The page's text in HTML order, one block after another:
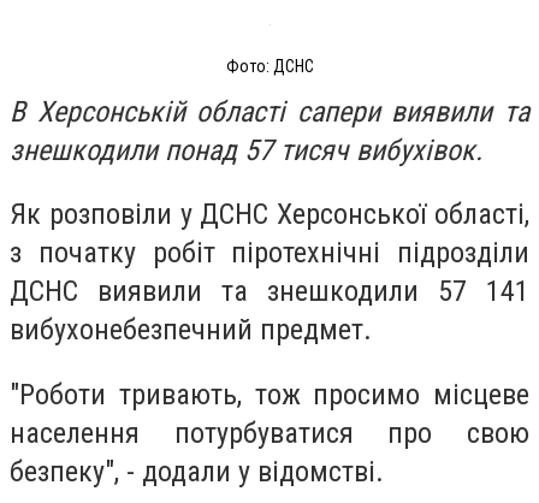
Фото: ДСНС
В Херсонській області сапери виявили та
знешкодили понад 57 тисяч вибухівок.
Як розповіли у ДСНС Херсонської області,
з початку робіт піротехнічні підрозділи
ДСНС виявили та знешкодили 57 141
вибухонебезпечний предмет.
"Роботи тривають, тож просимо місцеве
населення потурбуватися про свою
безпеку", - додали у відомстві.